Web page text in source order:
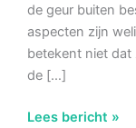
de geur buiten
aspecten zijn
betekent niet dat
de […]
AbRS
Lees bericht »